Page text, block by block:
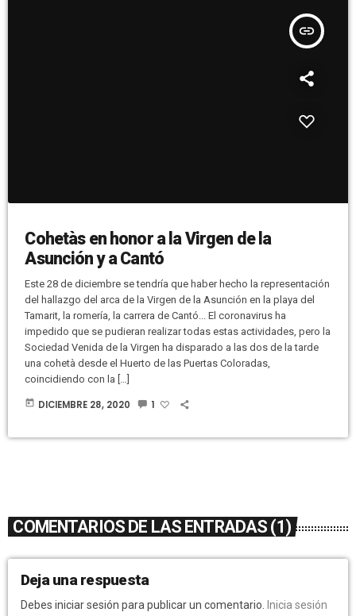
insert_link
Cohetàs en honor a la Virgen de la
Asunción y a Cantó
Este 28 de diciembre se tendría que haber hecho la representación
del hallazgo del arca de la Virgen de la Asunción en la playa del
Tamarit, la romería, la carrera de Cantó... El coronavirus ha
impedido que se pudieran realizar todas estas actividades, pero la
Sociedad Venida de la Virgen ha disparado a las dos de la tarde
una cohetà desde el Huerto de las Puertas Coloradas,
coincidiendo con la […]
today DICIEMBRE 28, 2020 1
COMENTARIOS DE LAS ENTRADAS (1)
Deja una respuesta
Debes iniciar sesión para publicar un comentario.
Inicia sesión